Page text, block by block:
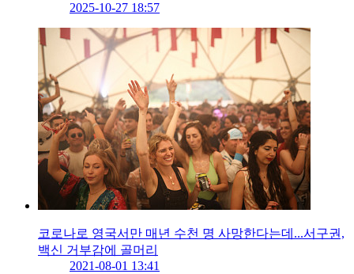
2025-10-27 18:57
코로나로 영국서만 매년 수천 명 사망한다는데...서구권,
백신 거부감에 골머리
2021-08-01 13:41